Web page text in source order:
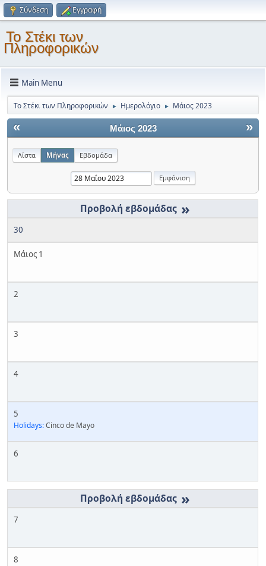
Σύνδεση Εγγραφή
Το Στέκι των
Πληροφορικών
Main Menu
Το Στέκι των Πληροφορικών ► Ημερολόγιο ► Μάιος 2023
« »
Μάιος 2023
Λίστα Μήνας Εβδομάδα
»
30
Μάιος 1
2
3
4
5
Holidays:Cinco de Mayo
6
»
7
8